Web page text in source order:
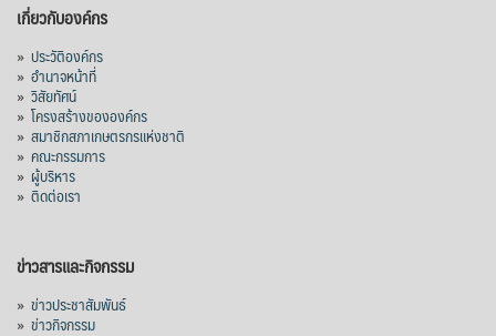
เกี่ยวกับองค์กร
» ประวัติองค์กร
» อำนาจหน้าที่
» วิสัยทัศน์
» โครงสร้างขององค์กร
» สมาชิกสภาเกษตรกรแห่งชาติ
» คณะกรรมการ
» ผู้บริหาร
» ติดต่อเรา
ข่าวสารและกิจกรรม
» ข่าวประชาสัมพันธ์
» ข่าวกิจกรรม